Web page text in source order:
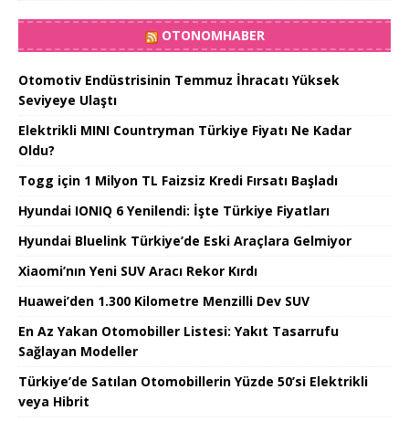
OTONOMHABER
Otomotiv Endüstrisinin Temmuz İhracatı Yüksek
Seviyeye Ulaştı
Elektrikli MINI Countryman Türkiye Fiyatı Ne Kadar
Oldu?
Togg için 1 Milyon TL Faizsiz Kredi Fırsatı Başladı
Hyundai IONIQ 6 Yenilendi: İşte Türkiye Fiyatları
Hyundai Bluelink Türkiye’de Eski Araçlara Gelmiyor
Xiaomi’nın Yeni SUV Aracı Rekor Kırdı
Huawei’den 1.300 Kilometre Menzilli Dev SUV
En Az Yakan Otomobiller Listesi: Yakıt Tasarrufu
Sağlayan Modeller
Türkiye’de Satılan Otomobillerin Yüzde 50’si Elektrikli
veya Hibrit